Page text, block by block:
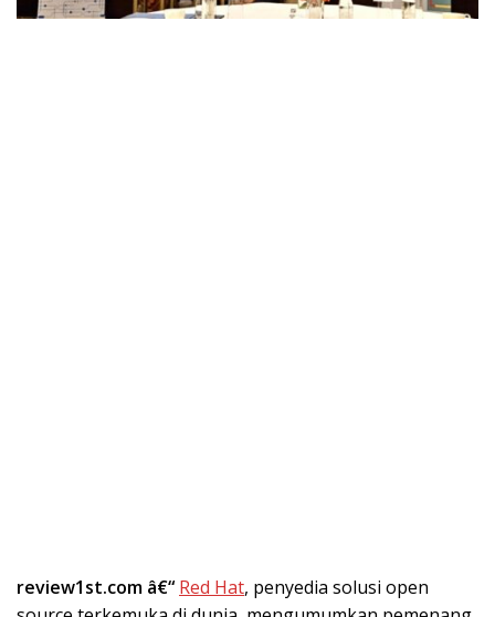
review1st.com â€“ Red Hat, penyedia solusi open